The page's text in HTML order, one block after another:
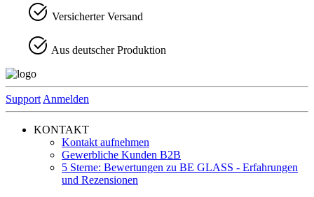
Versicherter Versand
Aus deutscher Produktion
SupportAnmelden
KONTAKT
Kontakt aufnehmen
Gewerbliche Kunden B2B
5 Sterne: Bewertungen zu BE GLASS - Erfahrungen
und Rezensionen